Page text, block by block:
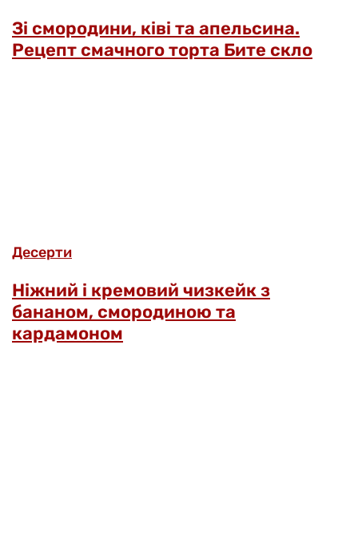
Зі смородини, ківі та апельсина.
Рецепт смачного торта Бите скло
Десерти
Ніжний і кремовий чизкейк з
бананом, смородиною та
кардамоном